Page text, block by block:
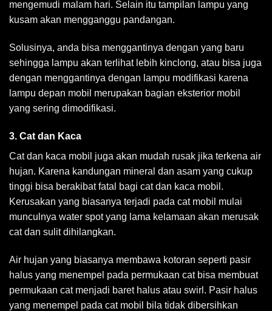
mengemudi malam hari. Selain itu tampilan lampu yang
kusam akan mengganggu pandangan.
Solusinya, anda bisa menggantinya dengan yang baru
sehingga lampu akan terlihat lebih kinclong, atau bisa juga
dengan menggantinya dengan lampu modifikasi karena
lampu depan mobil merupakan bagian eksterior mobil
yang sering dimodifikasi.
3. Cat dan Kaca
Cat dan kaca mobil juga akan mudah rusak jika terkena air
hujan. Karena kandungan mineral dan asam yang cukup
tinggi bisa berakibat fatal bagi cat dan kaca mobil.
Kerusakan yang biasanya terjadi pada cat mobil mulai
munculnya water spot yang lama kelamaan akan merusak
cat dan sulit dihilangkan.
Air hujan yang biasanya membawa kotoran seperti pasir
halus yang menempel pada permukaan cat bisa membuat
permukaan cat menjadi baret halus atau swirl. Pasir halus
yang menempel pada cat mobil bila tidak dibersihkan